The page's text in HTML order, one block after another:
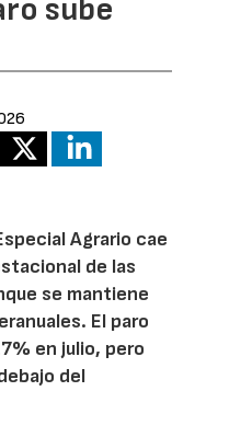
sube
Agrario cae
de las
se mantiene
El paro
en julio, pero
del